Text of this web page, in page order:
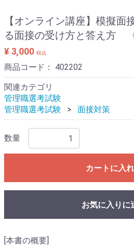
【オンライン講座】模擬面
る面接の受け方と答え方
¥ 3,000 税込
商品コード： 402202
関連カテゴリ
管理職選考試験
管理職選考試験
面接対策
数量
カートに入
お気に入りに
[本書の概要]